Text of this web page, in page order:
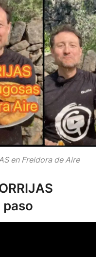
en Freidora de Aire
paso